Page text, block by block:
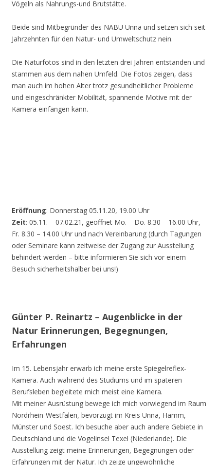
Vögeln als Nahrungs-und Brutstätte.
Beide sind Mitbegründer des NABU Unna und setzen sich seit
Jahrzehnten für den Natur- und Umweltschutz nein.
Die Naturfotos sind in den letzten drei Jahren entstanden und
stammen aus dem nahen Umfeld. Die Fotos zeigen, dass
man auch im hohen Alter trotz gesundheitlicher Probleme
und eingeschränkter Mobilität, spannende Motive mit der
Kamera einfangen kann.
Eröffnung: Donnerstag 05.11.20, 19.00 Uhr
Zeit: 05.11. – 07.02.21, geöffnet Mo. – Do. 8.30 – 16.00 Uhr,
Fr. 8.30 – 14.00 Uhr und nach Vereinbarung (durch Tagungen
oder Seminare kann zeitweise der Zugang zur Ausstellung
behindert werden – bitte informieren Sie sich vor einem
Besuch sicherheitshalber bei uns!)
Günter P. Reinartz – Augenblicke in der
Natur Erinnerungen, Begegnungen,
Erfahrungen
Im 15. Lebensjahr erwarb ich meine erste Spiegelreflex-
Kamera. Auch während des Studiums und im späteren
Berufsleben begleitete mich meist eine Kamera.
Mit meiner Ausrüstung bewege ich mich vorwiegend im Raum
Nordrhein-Westfalen, bevorzugt im Kreis Unna, Hamm,
Münster und Soest. Ich besuche aber auch andere Gebiete in
Deutschland und die Vogelinsel Texel (Niederlande). Die
Ausstellung zeigt meine Erinnerungen, Begegnungen oder
Erfahrungen mit der Natur. Ich zeige ungewöhnliche